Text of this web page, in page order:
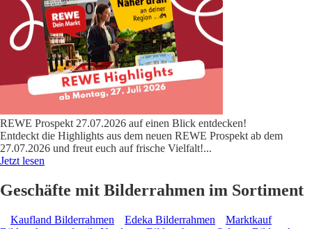
REWE Prospekt 27.07.2026 auf einen Blick entdecken!
Entdeckt die Highlights aus dem neuen REWE Prospekt ab dem
27.07.2026 und freut euch auf frische Vielfalt!...
Jetzt lesen
Geschäfte mit Bilderrahmen im Sortiment
Kaufland Bilderrahmen Edeka Bilderrahmen
Marktkauf